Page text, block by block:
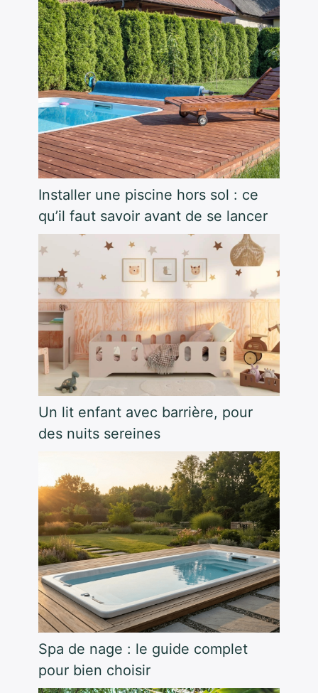
Installer une piscine hors sol : ce
qu’il faut savoir avant de se lancer
Un lit enfant avec barrière, pour
des nuits sereines
Spa de nage : le guide complet
pour bien choisir